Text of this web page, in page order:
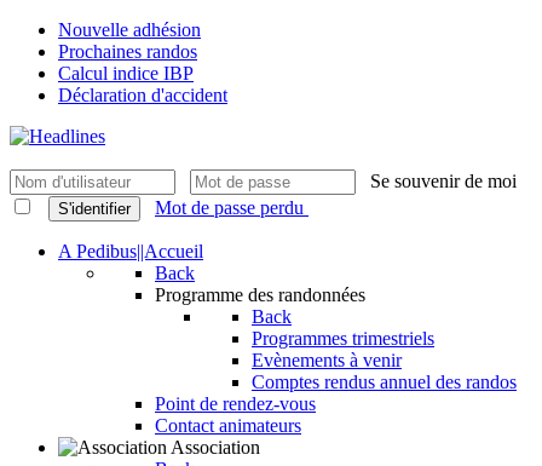
Nouvelle adhésion
Prochaines randos
Calcul indice IBP
Déclaration d'accident
Se souvenir de moi
S'identifier Mot de passe perdu
A Pedibus||Accueil
Back
Programme des randonnées
Back
Programmes trimestriels
Evènements à venir
Comptes rendus annuel des randos
Point de rendez-vous
Contact animateurs
Association